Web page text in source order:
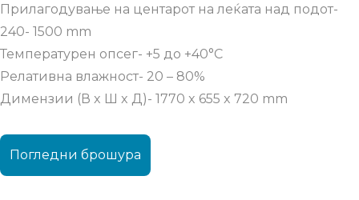
Прилагодување на центарот на леќата над подот-
240- 1500 mm
Температурен опсег- +5 до +40°C
Релативна влажност- 20 – 80%
Димензии (В x Ш x Д)- 1770 x 655 x 720 mm
Погледни брошура